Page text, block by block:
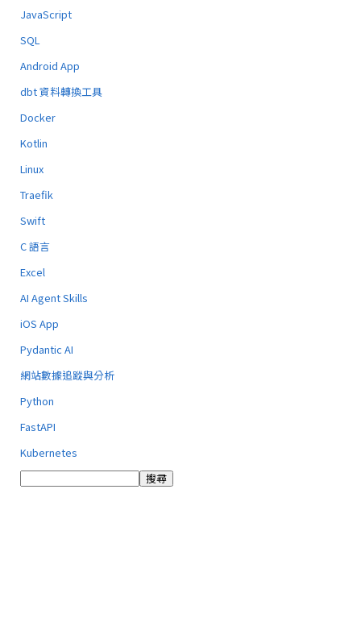
JavaScript
SQL
Android App
dbt 資料轉換工具
Docker
Kotlin
Linux
Traefik
Swift
C 語言
Excel
AI Agent Skills
iOS App
Pydantic AI
網站數據追蹤與分析
Python
FastAPI
Kubernetes